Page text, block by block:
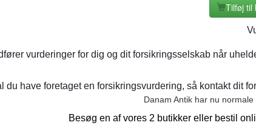
Tilføj til
vurderinger for dig og dit forsikringsselskab når
du have foretaget en forsikringsvurdering, så kontakt dit
Danam Antik har nu
Besøg en af vores 2 butikker eller bestil